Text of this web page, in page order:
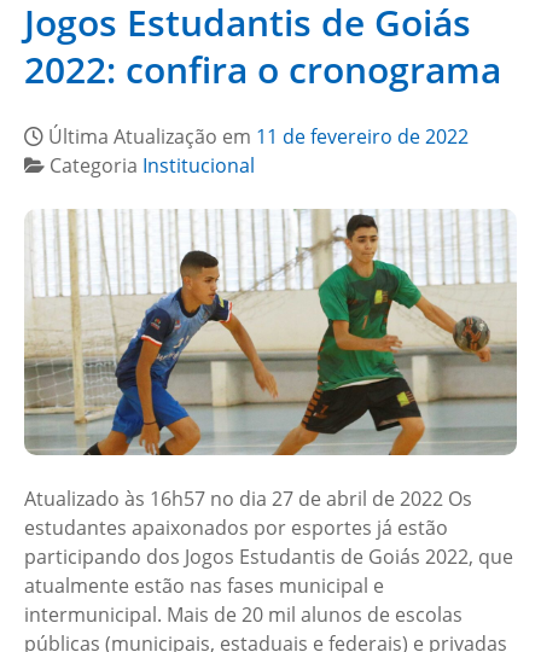
Jogos Estudantis de Goiás
2022: confira o cronograma
Última Atualização em 11 de fevereiro de 2022
Categoria Institucional
Atualizado às 16h57 no dia 27 de abril de 2022 Os
estudantes apaixonados por esportes já estão
participando dos Jogos Estudantis de Goiás 2022, que
atualmente estão nas fases municipal e
intermunicipal. Mais de 20 mil alunos de escolas
públicas (municipais, estaduais e federais) e privadas